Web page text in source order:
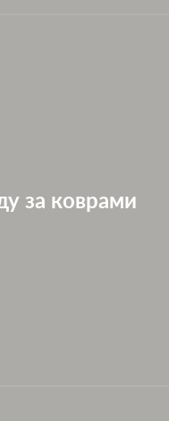
за коврами